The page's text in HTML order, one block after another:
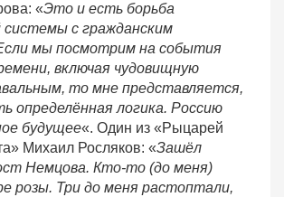
«Это и есть борьба
системы с гражданским
мы посмотрим на события
включая чудовищную
то мне представляется,
определённая логика. Россию
будущее«. Один из «Рыцарей
Михаил Росляков: «Зашёл
Немцова. Кто-то (до меня)
розы. Три до меня растоптали,